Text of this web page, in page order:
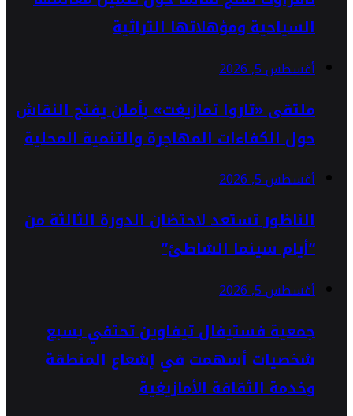
السياحية ومؤهلاتها التراثية
أغسطس 5, 2026
ملتقى «تاروا تمازيغت» بأملن يفتح النقاش
حول الكفاءات المهاجرة والتنمية المحلية
أغسطس 5, 2026
الناظور تستعد لاحتضان الدورة الثالثة من
“أيام سينما الشاطئ”
أغسطس 5, 2026
جمعية فستيفال تيفاوين تحتفي بسبع
شخصيات أسهمت في إشعاع المنطقة
وخدمة الثقافة الأمازيغية